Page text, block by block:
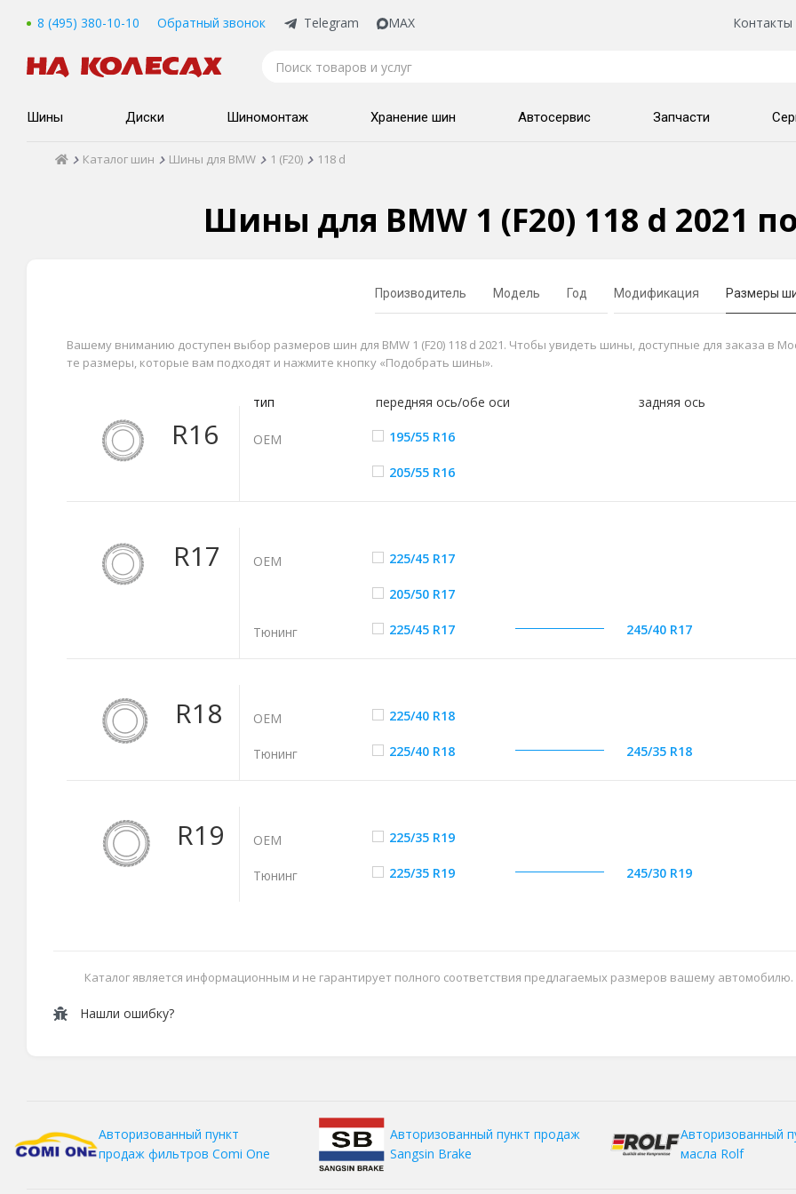
8 (495) 380-10-10 Обратный звонок Telegram MAX Контакты
Шины Диски Шиномонтаж Хранение шин Автосервис Запчасти
Каталог шин Шины для BMW 1 (F20) 118 d
Шины для BMW 1 (F20) 118 d 2021
Производитель Модель Год Модификация Размеры
Вашему вниманию доступен выбор размеров шин для BMW 1 (F20) 118 d 2021. Чтобы увидеть шины, доступные для заказа в
те размеры, которые вам подходят и нажмите кнопку «Подобрать шины».
R16
тип передняя ось/обе оси задняя ось
ОЕМ 195/55 R16
205/55 R16
R17 ОЕМ 225/45 R17
205/50 R17
Тюнинг 225/45 R17 245/40 R17
R18 ОЕМ 225/40 R18
Тюнинг 225/40 R18 245/35 R18
R19 ОЕМ 225/35 R19
Тюнинг 225/35 R19 245/30 R19
Каталог является информационным и не гарантирует полного соответствия предлагаемых размеров вашему автомобилю.
Нашли ошибку?
Авторизованный пункт
продаж фильтров Comi One
Авторизованный пункт продаж
Sangsin Brake
Авторизованный
масла Rolf